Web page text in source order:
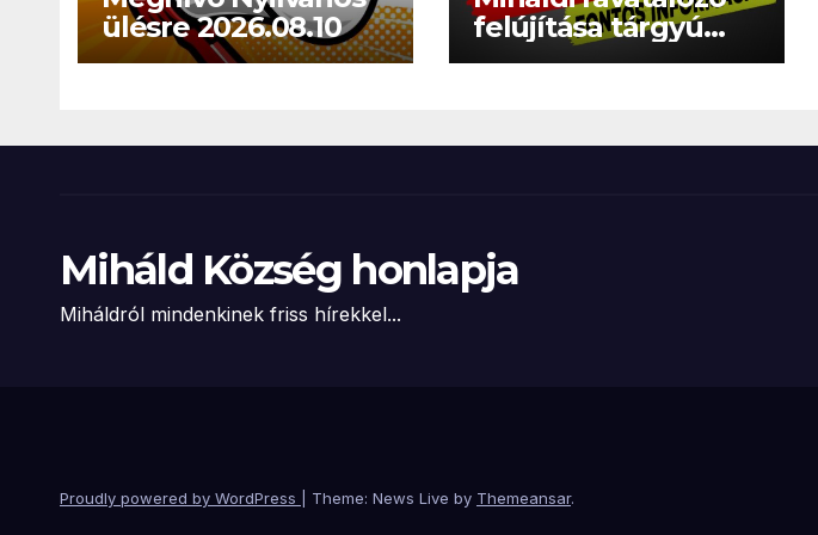
ülésre 2026.08.10
felújítása tárgyú
beszerzési eljárás
Miháld Község honlapja
Miháldról mindenkinek friss hírekkel...
Proudly powered by WordPress Theme: News Live by Themeansar.